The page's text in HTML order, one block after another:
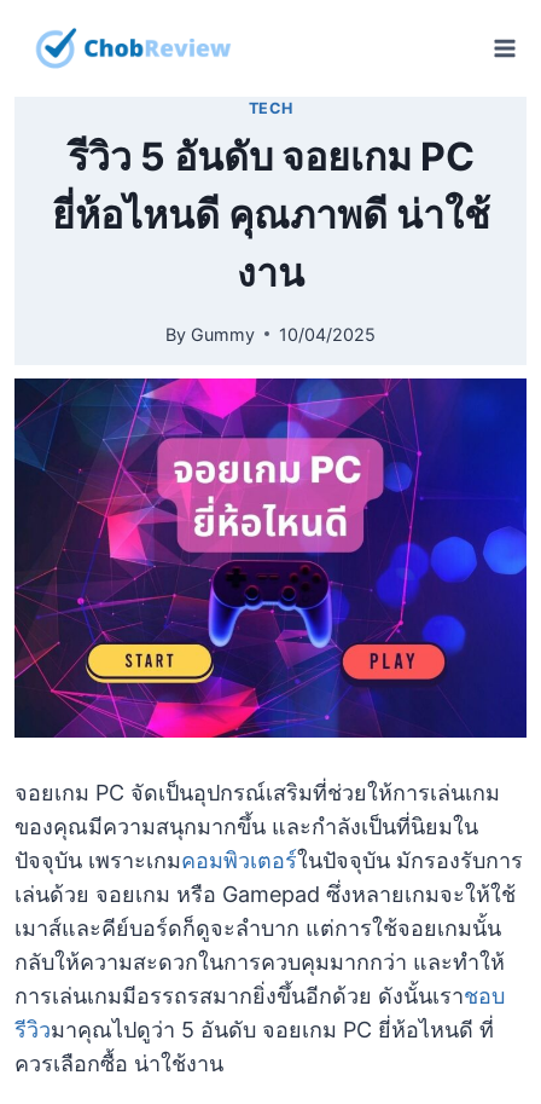
TECH
รีวิว 5 อันดับ จอยเกม PC
ยี่ห้อไหนดี คุณภาพดี น่าใช้
งาน
By Gummy 10/04/2025
จอยเกม PC จัดเป็นอุปกรณ์เสริมที่ช่วยให้การเล่นเกม
ของคุณมีความสนุกมากขึ้น และกำลังเป็นที่นิยมใน
ปัจจุบัน เพราะเกมคอมพิวเตอร์ในปัจจุบัน มักรองรับการ
เล่นด้วย จอยเกม หรือ Gamepad ซึ่งหลายเกมจะให้ใช้
เมาส์และคีย์บอร์ดก็ดูจะลำบาก แต่การใช้จอยเกมนั้น
กลับให้ความสะดวกในการควบคุมมากกว่า และทำให้
การเล่นเกมมีอรรถรสมากยิ่งขึ้นอีกด้วย ดังนั้นเราชอบ
รีวิวมาคุณไปดูว่า 5 อันดับ จอยเกม PC ยี่ห้อไหนดี ที่
ควรเลือกซื้อ น่าใช้งาน